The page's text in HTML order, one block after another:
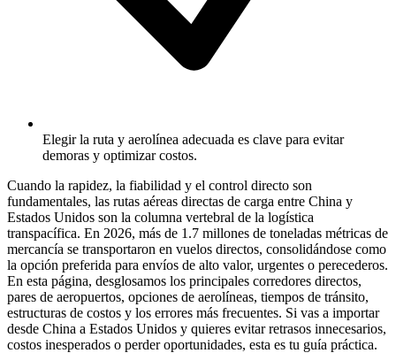
Elegir la ruta y aerolínea adecuada es clave para evitar
demoras y optimizar costos.
Cuando la rapidez, la fiabilidad y el control directo son
fundamentales, las rutas aéreas directas de carga entre China y
Estados Unidos son la columna vertebral de la logística
transpacífica. En 2026, más de 1.7 millones de toneladas métricas de
mercancía se transportaron en vuelos directos, consolidándose como
la opción preferida para envíos de alto valor, urgentes o perecederos.
En esta página, desglosamos los principales corredores directos,
pares de aeropuertos, opciones de aerolíneas, tiempos de tránsito,
estructuras de costos y los errores más frecuentes. Si vas a importar
desde China a Estados Unidos y quieres evitar retrasos innecesarios,
costos inesperados o perder oportunidades, esta es tu guía práctica.